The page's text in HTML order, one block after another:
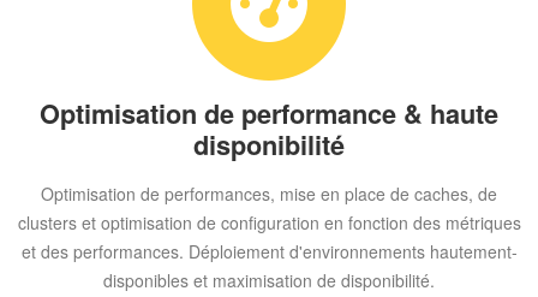
Optimisation de performance & haute
disponibilité
Optimisation de performances, mise en place de caches, de
clusters et optimisation de configuration en fonction des métriques
et des performances. Déploiement d'environnements hautement-
disponibles et maximisation de disponibilité.